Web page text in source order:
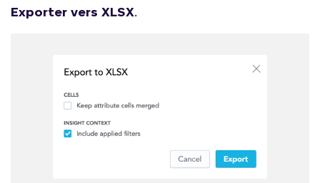
Exporter vers XLSX.